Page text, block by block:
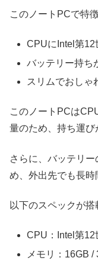
このノートPCで特
CPUにIntel第12
バッテリー持ち
スリムでおしゃ
このノートPCは
量のため、持ち運び
さらに、バッテリ
め、外出先でも長時
以下のスペックが搭
CPU：Intel第12
メモリ：16GB